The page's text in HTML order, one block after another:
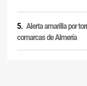
Alerta amarilla por
comarcas de Almería